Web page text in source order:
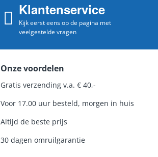
Klantenservice
Kijk eerst eens op de pagina met
veelgestelde vragen
Onze voordelen
Gratis verzending v.a. € 40,-
Voor 17.00 uur besteld, morgen in huis
Altijd de beste prijs
30 dagen omruilgarantie